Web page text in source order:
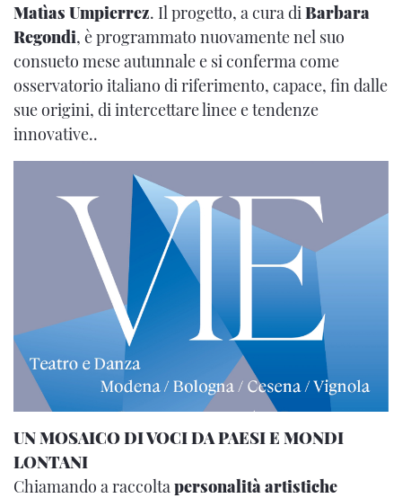
Matìas Umpierrez. Il progetto, a cura diBarbara
Regondi, è programmato nuovamente nel suo
consueto mese autunnale e si conferma come
osservatorio italiano di riferimento, capace, fin dalle
sue origini, di intercettare linee e tendenze
innovative..
UN MOSAICO DI VOCI DA PAESI E MONDI
LONTANI
Chiamando a raccolta personalità artistiche